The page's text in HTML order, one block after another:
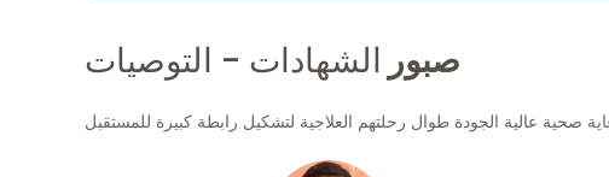
صبور الشهادات - التوصيات